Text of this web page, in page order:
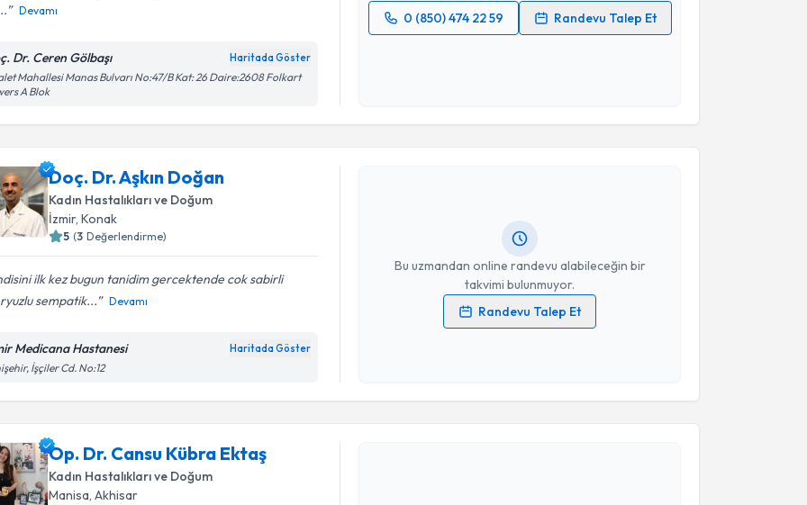
Devamı
Dr. Ceren Gölbaşı Haritada Göster
Mahallesi Manas Bulvarı No:47/B Kat: 26 Daire:2608 Folkart
A Blok
0 (850) 474 22 59
Randevu Talep Et
Doç. Dr. Aşkın Doğan
Kadın Hastalıkları ve Doğum
İzmir, Konak
5 (3 Değerlendirme)
ilk kez bugun tanidim gercektende cok sabirli
sempatik...
Devamı
Medicana Hastanesi Haritada Göster
İşçiler Cd. No:12
Bu uzmandan online randevu alabileceğin bir
takvimi bulunmuyor.
Randevu Talep Et
Randevu Takvimi Talebi
Doç. Dr. Aşkın Doğan
Kişisel verilerimin işlenmesine ilişkinAydınlatma Metni
Takvim Talebini Gönder
Op. Dr. Cansu Kübra Ektaş
Kadın Hastalıkları ve Doğum
Manisa, Akhisar
Randevu Takvimi Talebi
Op. Dr. Cansu Kübra Ektaş